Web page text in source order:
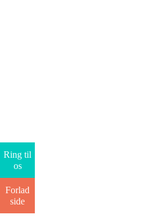
Ring til
os
Forlad
side